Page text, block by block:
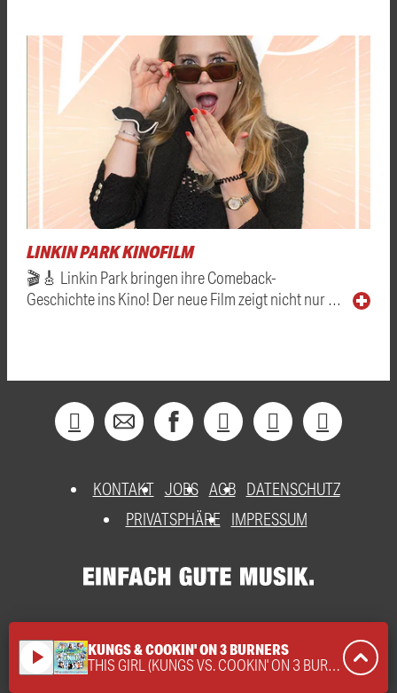
LINKIN PARK KINOFILM
🎬🎸 Linkin Park bringen ihre Comeback-
Geschichte ins Kino! Der neue Film zeigt nicht nur …
KONTAKT JOBS AGB DATENSCHUTZ
PRIVATSPHÄRE
IMPRESSUM
play_arrow KUNGS & COOKIN' ON 3 BURNERS
THIS GIRL (KUNGS VS. COOKIN' ON 3 BURNERS)